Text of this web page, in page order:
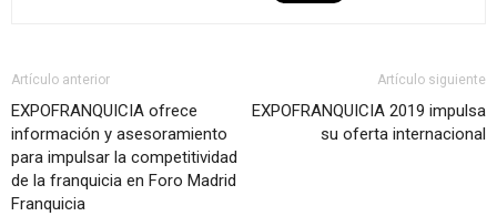
Artículo anterior
EXPOFRANQUICIA ofrece
información y asesoramiento
para impulsar la competitividad
de la franquicia en Foro Madrid
Franquicia
Artículo siguiente
EXPOFRANQUICIA 2019 impulsa
su oferta internacional